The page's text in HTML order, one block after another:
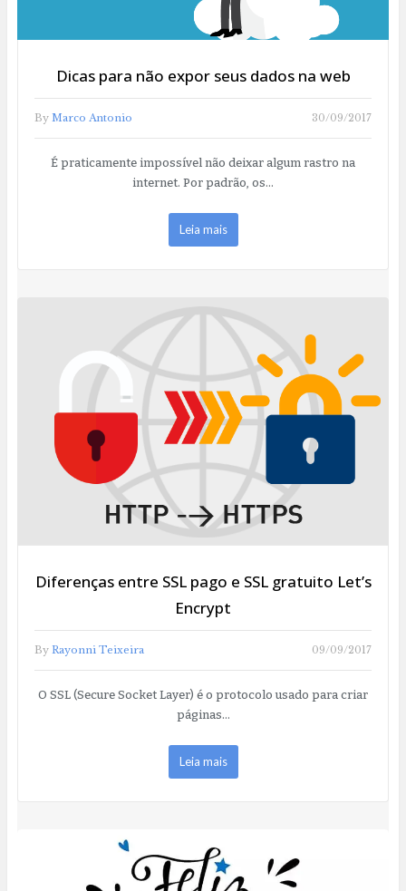
Dicas para não expor seus dados na web
By Marco Antonio 30/09/2017
É praticamente impossível não deixar algum rastro na
internet. Por padrão, os…
Leia mais
Diferenças entre SSL pago e SSL gratuito Let’s
Encrypt
By Rayonni Teixeira 09/09/2017
O SSL (Secure Socket Layer) é o protocolo usado para criar
páginas…
Leia mais